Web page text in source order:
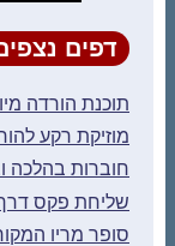
דפים
תוכנת הורדה
מוזיקת רקע
חוברות בהלכה
שליחת פקס
סופר מריו